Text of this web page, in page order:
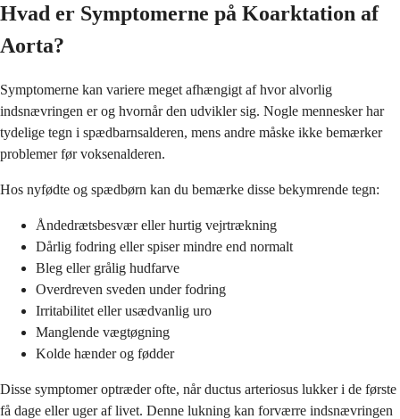
Hvad er Symptomerne på Koarktation af
Aorta?
Symptomerne kan variere meget afhængigt af hvor alvorlig
indsnævringen er og hvornår den udvikler sig. Nogle mennesker har
tydelige tegn i spædbarnsalderen, mens andre måske ikke bemærker
problemer før voksenalderen.
Hos nyfødte og spædbørn kan du bemærke disse bekymrende tegn:
Åndedrætsbesvær eller hurtig vejrtrækning
Dårlig fodring eller spiser mindre end normalt
Bleg eller grålig hudfarve
Overdreven sveden under fodring
Irritabilitet eller usædvanlig uro
Manglende vægtøgning
Kolde hænder og fødder
Disse symptomer optræder ofte, når ductus arteriosus lukker i de første
få dage eller uger af livet. Denne lukning kan forværre indsnævringen